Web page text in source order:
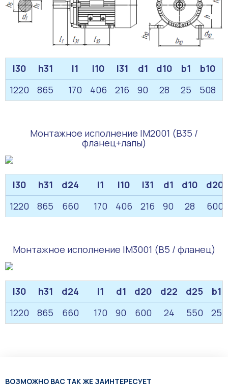
l30 h31 l1 l10 l31 d1 d10 b1 b10
1220
865 170 406 216 90 28 25 508
Монтажное исполнение IM2001 (B35 /
фланец+лапы)
l30 h31 d24 l1 l10 l31 d1 d10
d20
1220
865 660 170 406 216 90 28 600
Монтажное исполнение IM3001 (B5 / фланец)
l30 h31 d24 l1 d1 d20 d22 d25
b1
1220
865 660 170 90 600 24 550 25
ВОЗМОЖНО ВАС ТАК ЖЕ ЗАИНТЕРЕСУЕТ